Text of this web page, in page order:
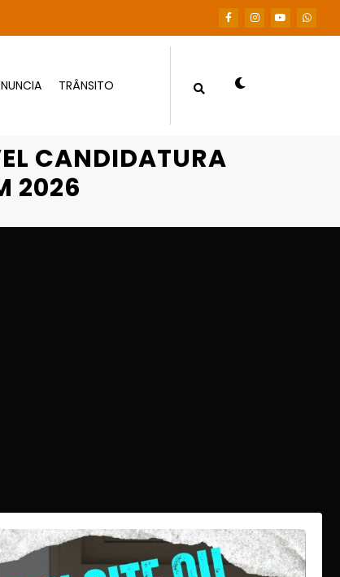
TRÂNSITO
CANDIDATURA
2026